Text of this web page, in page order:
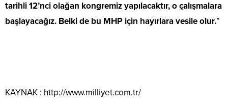
tarihli 12’nci olağan kongremiz yapılacaktır, o çalışmalara
başlayacağız. Belki de bu MHP için hayırlara vesile olur.”
KAYNAK : http://www.milliyet.com.tr/